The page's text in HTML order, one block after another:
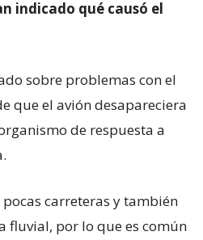
indicado qué causó el
sobre problemas con el
que el avión desapareciera
de respuesta a
pocas carreteras y también
fluvial, por lo que es común